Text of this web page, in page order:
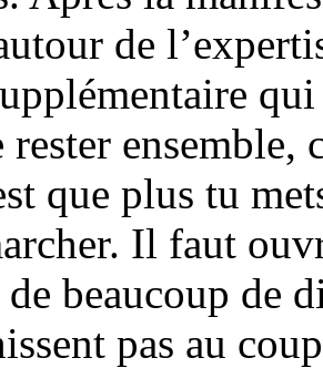
de
rester
que plus tu
Il faut
beaucoup de
pas au